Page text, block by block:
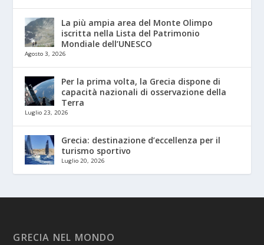
La più ampia area del Monte Olimpo
iscritta nella Lista del Patrimonio
Mondiale dell’UNESCO
Agosto 3, 2026
Per la prima volta, la Grecia dispone di
capacità nazionali di osservazione della
Terra
Luglio 23, 2026
Grecia: destinazione d’eccellenza per il
turismo sportivo
Luglio 20, 2026
GRECIA NEL MONDO